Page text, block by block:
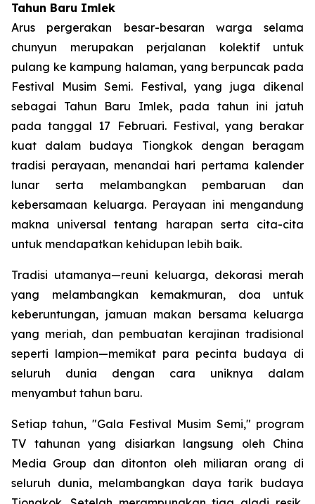
Tahun Baru Imlek
Arus pergerakan besar-besaran warga selama
chunyun merupakan perjalanan kolektif untuk
pulang ke kampung halaman, yang berpuncak pada
Festival Musim Semi. Festival, yang juga dikenal
sebagai Tahun Baru Imlek, pada tahun ini jatuh
pada tanggal 17 Februari. Festival, yang berakar
kuat dalam budaya Tiongkok dengan beragam
tradisi perayaan, menandai hari pertama kalender
lunar serta melambangkan pembaruan dan
kebersamaan keluarga. Perayaan ini mengandung
makna universal tentang harapan serta cita-cita
untuk mendapatkan kehidupan lebih baik.
Tradisi utamanya—reuni keluarga, dekorasi merah
yang melambangkan kemakmuran, doa untuk
keberuntungan, jamuan makan bersama keluarga
yang meriah, dan pembuatan kerajinan tradisional
seperti lampion—memikat para pecinta budaya di
seluruh dunia dengan cara uniknya dalam
menyambut tahun baru.
Setiap tahun, "Gala Festival Musim Semi," program
TV tahunan yang disiarkan langsung oleh China
Media Group dan ditonton oleh miliaran orang di
seluruh dunia, melambangkan daya tarik budaya